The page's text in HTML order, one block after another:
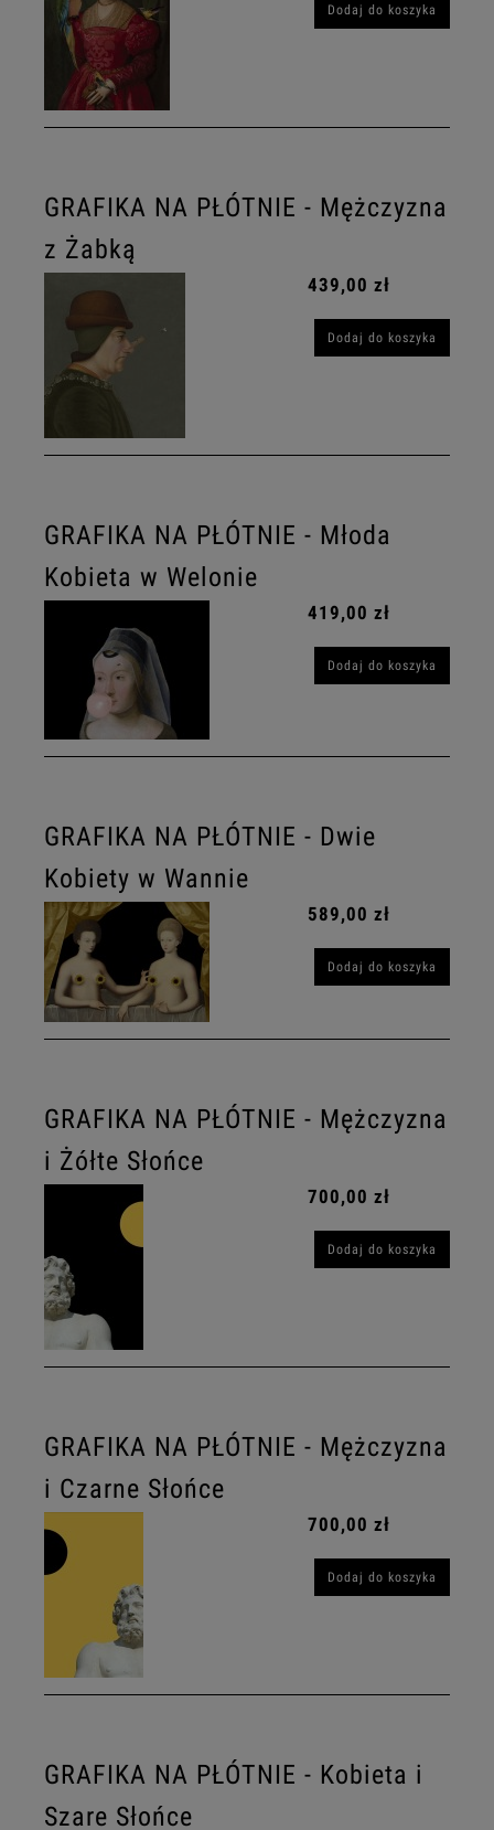
Dodaj do koszyka
GRAFIKA NA PŁÓTNIE - Mężczyzna
z Żabką
439,00 zł
Dodaj do koszyka
GRAFIKA NA PŁÓTNIE - Młoda
Kobieta w Welonie
419,00 zł
Dodaj do koszyka
GRAFIKA NA PŁÓTNIE - Dwie
Kobiety w Wannie
589,00 zł
Dodaj do koszyka
GRAFIKA NA PŁÓTNIE - Mężczyzna
i Żółte Słońce
700,00 zł
Dodaj do koszyka
GRAFIKA NA PŁÓTNIE - Mężczyzna
i Czarne Słońce
700,00 zł
Dodaj do koszyka
GRAFIKA NA PŁÓTNIE - Kobieta i
Szare Słońce